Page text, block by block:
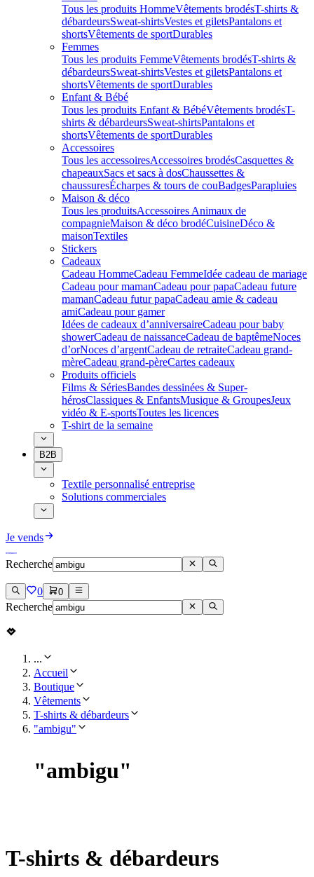
Tous les produits HommeVêtements brodésT-shirts &
débardeursSweat-shirtsVestes et giletsPantalons et
shortsVêtements de sportDurables
Femmes
Tous les produits FemmeVêtements brodésT-shirts &
débardeursSweat-shirtsVestes et giletsPantalons et
shortsVêtements de sportDurables
Enfant & Bébé
Tous les produits Enfant & BébéVêtements brodésT-
shirts & débardeursSweat-shirtsPantalons et
shortsVêtements de sportDurables
Accessoires
Tous les accessoiresAccessoires brodésCasquettes &
chapeauxSacs et sacs à dosChaussettes &
chaussuresÉcharpes & tours de couBadgesParapluies
Maison & déco
Tous les produitsAccessoires Animaux de
compagnieMaison & déco brodéCuisineDéco &
maisonTextiles
Stickers
Cadeaux
Cadeau HommeCadeau FemmeIdée cadeau de mariage​
Cadeau pour mamanCadeau pour papaCadeau future
mamanCadeau futur papaCadeau amie & cadeau
amiCadeau pour gamer
Idées de cadeaux d’anniversaireCadeau pour baby
showerCadeau de naissanceCadeau de baptêmeNoces
d’orNoces d’argentCadeau de retraiteCadeau grand-
mèreCadeau grand-pèreCartes cadeaux
Produits officiels
Films & SériesBandes dessinées & Super-
hérosClassiques & EnfantsMusique & GroupesJeux
vidéo & E-sportsToutes les licences
T-shirt de la semaine
B2B
Textile personnalisé entreprise
Solutions commerciales
Je vends
Recherche
0 0
Recherche
...
Accueil
Boutique
Vêtements
T-shirts & débardeurs
"ambigu"
"ambigu"
T-shirts & débardeurs